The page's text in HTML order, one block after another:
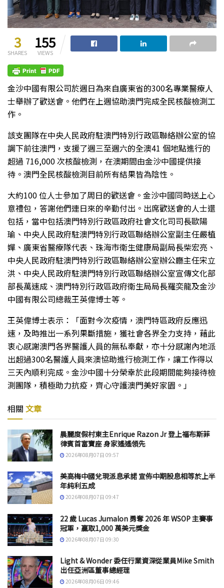
3
SHARES
155
VIEWS
金沙中國有限公司於週日為來自廣東省的300名專業醫療人
士舉辦了歡送會。他們在上週協助澳門完成全民核酸檢測工
作。
該支團隊在中央人民政府駐澳門特別行政區聯絡辦公室的協
調下前往澳門，支援了週三至週六的全澳41 個地點進行的
超過 716,000 次核酸檢測，在澳期間由金沙中國提供接
待。澳門全民核酸檢測目前所有結果皆為陰性。
大約100 位人士參加了周日的歡送會。金沙中國同時送上心
意禮包，答謝他們連日來的辛勤付出。出席歡送會的人士還
包括，​​當中包括澳門特別行政區政府社會文化司司長歐陽
瑜、中央人民政府駐澳門特別行政區聯絡辦公室副主任嚴植
嬋、廣東省醫療隊代表、珠海市衛生健康局副局長柴宏亮、
中央人民政府駐澳門特別行政區聯絡辦公室辦公廳主任宋立
洪、中央人民政府駐澳門特別行政區聯絡辦公室宣傳文化部
部長萬速成、澳門特別行政區政府衛生局局長羅奕龍及金沙
中國有限公司總裁王英偉博士等。
王英偉博士表示：「面對今次疫情，澳門特區政府反應迅
速，及時推出一系列果斷措施，獲社會各界全力支持，藉此
衷心感謝澳門各界醫護人員的無私奉獻，亦十分感謝內地派
出超過300名醫護人員來澳協助進行檢測工作，讓工作得以
三天內順利完成。金沙中國十分榮幸於此段期間能夠接待檢
測團隊，積極助力抗疫，齊心守護澳門美好家園。」
相關 文章
晨麗度假村東主Enrique Razon Jr 登上福布斯菲
律賓首富寶座 身家遙遙領先
2026年08月07日 09:57
美高梅中國兌現派息承諾 宣佈中期股息相等於上半
年純利五成
2026年08月07日 09:47
22 歲 Lucas Jumalon 勇奪 2026 年 WSOP 主賽事
冠軍，贏取1,000 萬美元獎金
2026年08月07日 09:30
Light & Wonder 委任行業資深從業員Mike Smith
出任亞洲區董事總經理
2026年08月06日 09:46